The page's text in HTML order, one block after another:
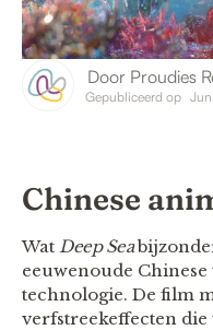
Door Proudies
Gepubliceerd op
Chinese
Wat Deep Sea
eeuwenoude
technologie. De film
verfstreekeffecten